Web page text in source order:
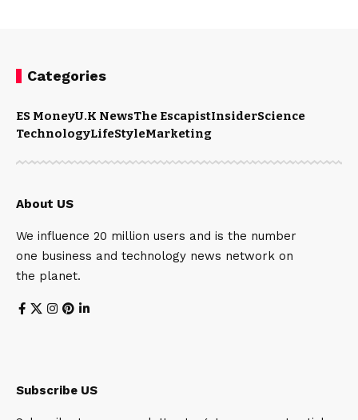
Categories
ES MoneyU.K NewsThe EscapistInsiderScience
TechnologyLifeStyleMarketing
About US
We influence 20 million users and is the number
one business and technology news network on
the planet.
Subscribe US